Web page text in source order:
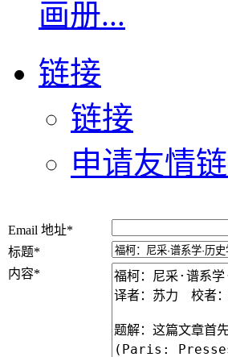
画册...
链接
链接
申请友情
Email 地址*
标题*
内容*